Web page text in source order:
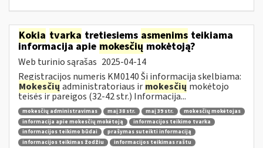
Kokia tvarka tretiesiems asmenims teikiama
informacija apie mokesčiųmokėtoją?
Web turinio sąrašas 2025-04-14
Registracijos numeris KM0140 Ši informacija skelbiama:
Mokesčių administratoriaus ir mokesčių mokėtojo
teisės ir pareigos (32-42 str.) Informacija...
mokesčių administravimas maį 38 str. maį 39 str.
mokesčių mokėtojas
informacija apie mokesčių mokėtoją
informacijos teikimo tvarka
informacijos teikimo būdai
prašymas suteikti informaciją
informacijos teikimas žodžiu
informacijos teikimas raštu